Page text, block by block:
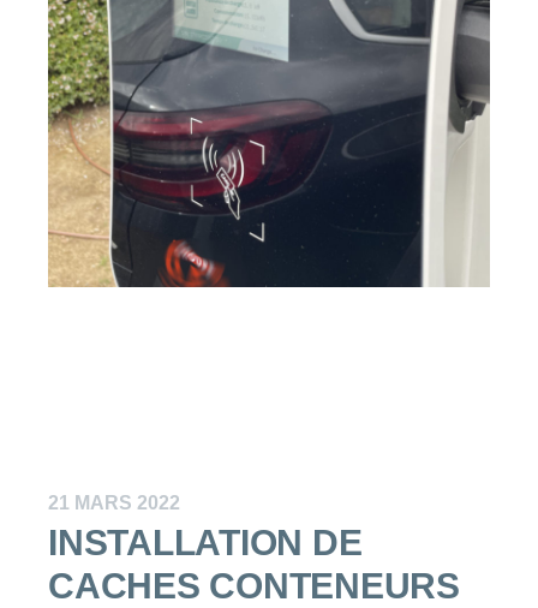
INSTALLATION DE
CACHES CONTENEURS
21 MARS 2022